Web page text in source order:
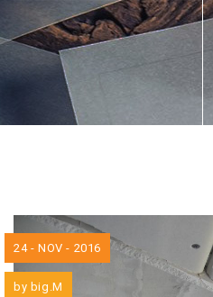
24 - NOV - 2016
by big.M